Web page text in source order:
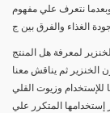
نتعرف علي مفهوم
الغذاء والفرق بين ج
لمعرفة هل المنتج
الخنزير ثم يناقش معنا
للإستخدام وزيوت القلي
إستخدامها المتكرر علي